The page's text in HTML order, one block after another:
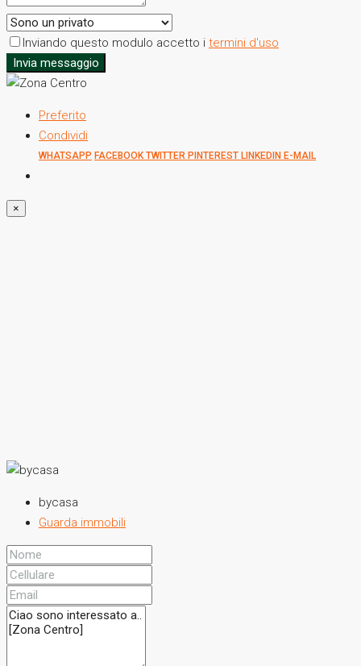
Inviando questo modulo accetto i termini d'uso
Invia messaggio
Preferito
Condividi
WHATSAPP FACEBOOK TWITTER PINTEREST LINKEDIN E-MAIL
×
bycasa
Guarda immobili